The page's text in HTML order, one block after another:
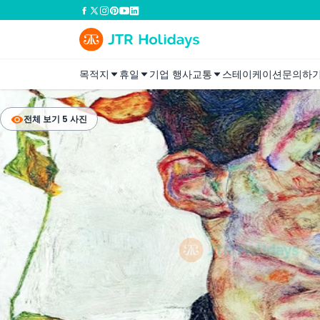
목적지 휴일 기업 행사교통 스테이케이션문의하
전체 보기 5 사진